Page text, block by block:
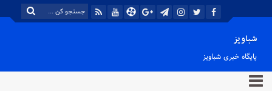
شباویز
پایگاه خبری شباویز